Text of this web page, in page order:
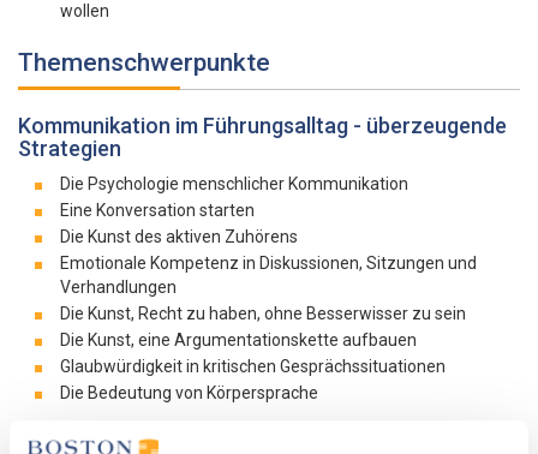
wollen
Themenschwerpunkte
Kommunikation im Führungsalltag - überzeugende
Strategien
Die Psychologie menschlicher Kommunikation
Eine Konversation starten
Die Kunst des aktiven Zuhörens
Emotionale Kompetenz in Diskussionen, Sitzungen und
Verhandlungen
Die Kunst, Recht zu haben, ohne Besserwisser zu sein
Die Kunst, eine Argumentationskette aufbauen
Glaubwürdigkeit in kritischen Gesprächssituationen
Die Bedeutung von Körpersprache
Erfolgreiches Verhandeln: Erprobte Prinzipien